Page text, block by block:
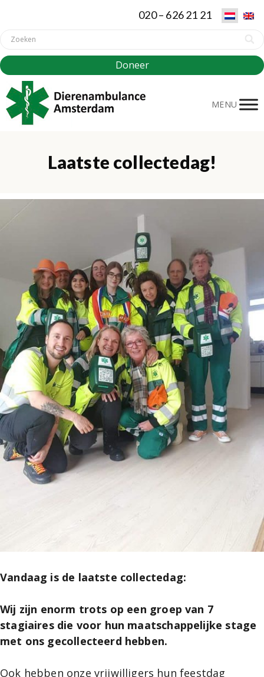
020 – 626 21 21
Doneer
MENU
Laatste collectedag!
Vandaag is de laatste collectedag:
Wij zijn enorm trots op een groep van 7
stagiaires die voor hun maatschappelijke stage
met ons gecollecteerd hebben.
Ook hebben onze vrijwilligers hun feestdag